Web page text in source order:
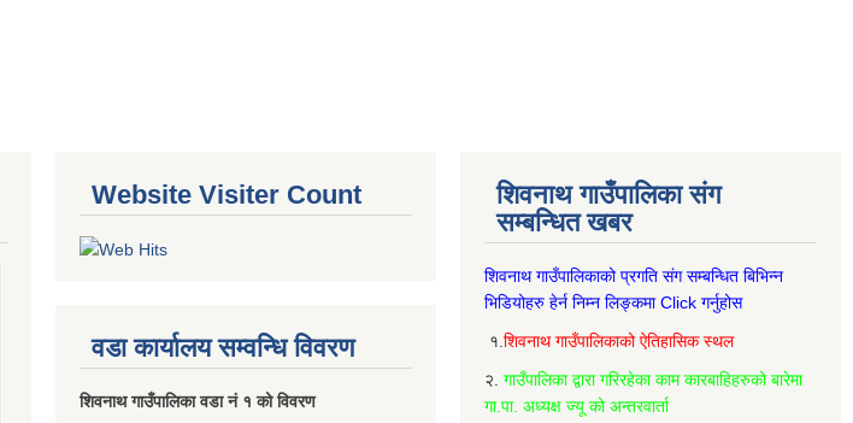
Website Visiter Count
वडा कार्यालय सम्वन्धि विवरण
शिवनाथ गाउँपालिका वडा नं‌ १ को विवरण
शिवनाथ गाउँपालिका संग
सम्बन्धित खबर
शिवनाथ गाउँपालिकाको प्रगति संग सम्बन्धित बिभिन्‍न
भिडियोहरु हेर्न निम्‍न लिङ्कमा Click गर्नुहोस
१. शिवनाथ गाउँपालिकाको ऐतिहासिक स्थल
२. गाउँपालिका द्वारा गरिरहेका काम कारबाहिहरुको बारेमा
गा.पा. अध्यक्ष ज्यू को अन्तरवार्ता